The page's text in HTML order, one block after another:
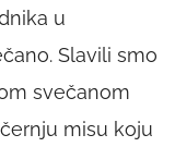
u
Slavili smo
svečanom
misu koju